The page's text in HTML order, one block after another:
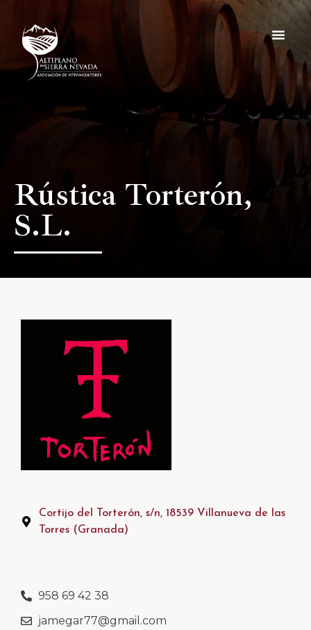
Rústica Torterón,
S.L.
Cortijo del Torterón, s/n, 18539 Villanueva de las
Torres (Granada)
958 69 42 38
jamegar77@gmail.com